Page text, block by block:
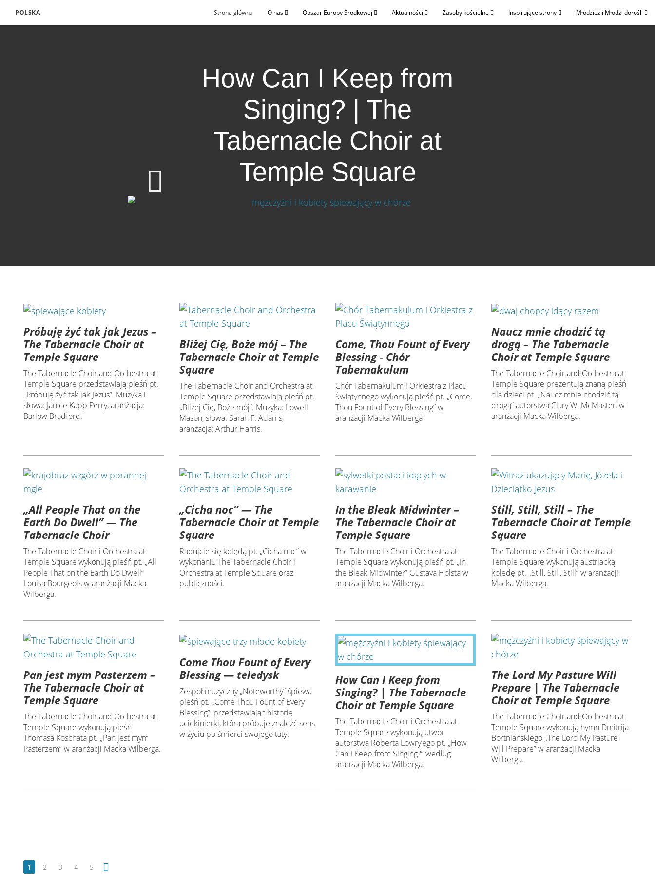
POLSKA Strona główna O nas Obszar Europy Środkowej Aktualności Zasoby kościelne Inspirujące strony Młodzież i Młodzi dorośli
How Can I Keep from
Singing? | The
Tabernacle Choir at
Temple Square
Próbuję żyć tak jak Jezus –
The Tabernacle Choir at
Temple Square
The Tabernacle Choir and Orchestra at
Temple Square przedstawiają pieśń pt.
„Próbuję żyć tak jak Jezus”. Muzyka i
słowa: Janice Kapp Perry, aranżacja:
Barlow Bradford.
Bliżej Cię, Boże mój – The
Tabernacle Choir at Temple
Square
The Tabernacle Choir and Orchestra at
Temple Square przedstawiają pieśń pt.
„Bliżej Cię, Boże mój”. Muzyka: Lowell
Mason, słowa: Sarah F. Adams,
aranżacja: Arthur Harris.
Come, Thou Fount of Every
Blessing - Chór
Tabernakulum
Chór Tabernakulum i Orkiestra z Placu
Świątynnego wykonują pieśń pt. „Come,
Thou Fount of Every Blessing” w
aranżacji Macka Wilberga
Naucz mnie chodzić tą
drogą – The Tabernacle
Choir at Temple Square
The Tabernacle Choir and Orchestra at
Temple Square prezentują znaną pieśń
dla dzieci pt. „Naucz mnie chodzić tą
drogą” autorstwa Clary W. McMaster, w
aranżacji Macka Wilberga.
„All People That on the
Earth Do Dwell” — The
Tabernacle Choir
The Tabernacle Choir i Orchestra at
Temple Square wykonują pieśń pt. „All
People That on the Earth Do Dwell”
Louisa Bourgeois w aranżacji Macka
Wilberga.
„Cicha noc” — The
Tabernacle Choir at Temple
Square
Radujcie się kolędą pt. „Cicha noc” w
wykonaniu The Tabernacle Choir i
Orchestra at Temple Square oraz
publiczności.
In the Bleak Midwinter –
The Tabernacle Choir at
Temple Square
The Tabernacle Choir i Orchestra at
Temple Square wykonują pieśń pt. „In
the Bleak Midwinter” Gustava Holsta w
aranżacji Macka Wilberga.
Still, Still, Still – The
Tabernacle Choir at Temple
Square
The Tabernacle Choir i Orchestra at
Temple Square wykonują austriacką
kolędę pt. „Still, Still, Still” w aranżacji
Macka Wilberga.
Pan jest mym Pasterzem –
The Tabernacle Choir at
Temple Square
The Tabernacle Choir and Orchestra at
Temple Square wykonują pieśń
Thomasa Koschata pt. „Pan jest mym
Pasterzem” w aranżacji Macka Wilberga.
Come Thou Fount of Every
Blessing — teledysk
Zespół muzyczny „Noteworthy” śpiewa
pieśń pt. „Come Thou Fount of Every
Blessing”, przedstawiając historię
uciekinierki, która próbuje znaleźć sens
w życiu po śmierci swojego taty.
How Can I Keep from
Singing? | The Tabernacle
Choir at Temple Square
The Tabernacle Choir i Orchestra at
Temple Square wykonują utwór
autorstwa Roberta Lowry’ego pt. „How
Can I Keep from Singing?” według
aranżacji Macka Wilberga.
The Lord My Pasture Will
Prepare | The Tabernacle
Choir at Temple Square
The Tabernacle Choir and Orchestra at
Temple Square wykonują hymn Dmitrija
Bortnianskiego „The Lord My Pasture
Will Prepare” w aranżacji Macka
Wilberga.
1 2 3 4 5